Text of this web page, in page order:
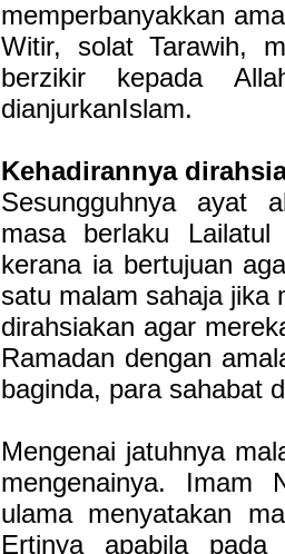
memperbanyakkan
Witir, solat Tarawih,
berzikir kepada
dianjurkanIslam.
Kehadirannya
Sesungguhnya ayat
masa berlaku
kerana ia bertujuan
satu malam sahaja jika
dirahsiakan agar
Ramadan dengan
baginda, para sahabat
Mengenai jatuhnya
mengenainya. Imam
ulama menyatakan
Ertinya apabila